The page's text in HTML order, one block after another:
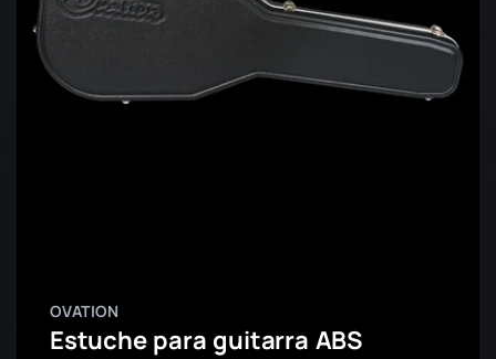
OVATION
Estuche para guitarra ABS